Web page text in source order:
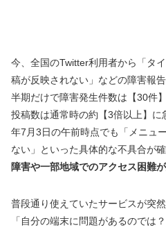
今、全国のTwitter利用者から「タ
稿が反映されない」などの障害報
半期だけで障害発生件数は【30件
投稿数は通常時の約【3倍以上】
年7月3日の午前時点でも「メニュ
ない」といった具体的な不具合が確
障害や一部地域でのアクセス困難
普段通り使えていたサービスが突
「自分の端末に問題があるのでは